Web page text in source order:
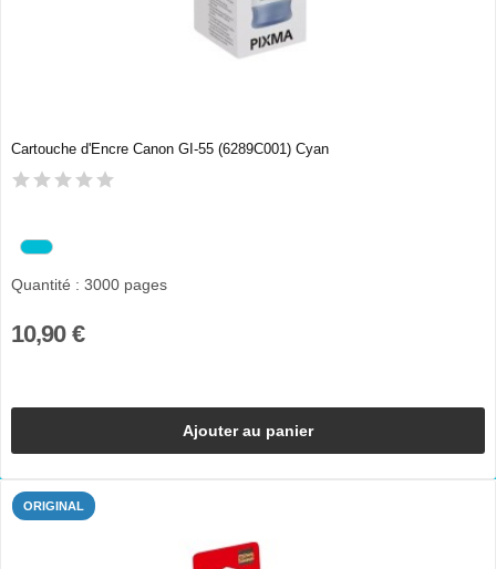
Cartouche d'Encre Canon GI-55 (6289C001) Cyan
Quantité : 3000 pages
10,90 €
Ajouter au panier
ORIGINAL